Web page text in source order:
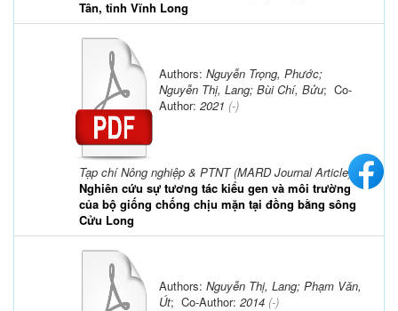
Tân, tỉnh Vĩnh Long
Tạp chí Nông nghiệp & PTNT (MARD Journal Article)
Nghiên cứu sự tương tác kiểu gen và môi trường
của bộ giống chống chịu mặn tại đồng bằng sông
Cửu Long
Authors: Nguyễn Trọng, Phước;
Nguyễn Thị, Lang; Bùi Chí, Bửu; Co-
Author: 2021 (-)
Authors: Nguyễn Thị, Lang; Phạm Văn,
Út; Co-Author: 2014 (-)